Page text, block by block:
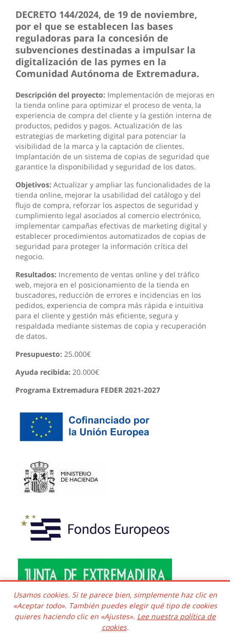
DECRETO 144/2024, de 19 de noviembre,
por el que se establecen las bases
reguladoras para la concesión de
subvenciones destinadas a impulsar la
digitalización de las pymes en la
Comunidad Autónoma de Extremadura.
Descripción del proyecto: Implementación de mejoras en
la tienda online para optimizar el proceso de venta, la
experiencia de compra del cliente y la gestión interna de
productos, pedidos y pagos. Actualización de las
estrategias de marketing digital para potenciar la
visibilidad de la marca y la captación de clientes.
Implantación de un sistema de copias de seguridad que
garantice la disponibilidad y seguridad de los datos.
Objetivos: Actualizar y ampliar las funcionalidades de la
tienda online, mejorar la usabilidad del catálogo y del
flujo de compra, reforzar los aspectos de seguridad y
cumplimiento legal asociados al comercio electrónico,
implementar campañas efectivas de marketing digital y
establecer procedimientos automatizados de copias de
seguridad para proteger la información crítica del
negocio.
Resultados: Incremento de ventas online y del tráfico
web, mejora en el posicionamiento de la tienda en
buscadores, reducción de errores e incidencias en los
pedidos, experiencia de compra más rápida e intuitiva
para el cliente y gestión más eficiente, segura y
respaldada mediante sistemas de copia y recuperación
de datos.
Presupuesto: 25.000€
Ayuda recibida: 20.000€
Programa Extremadura FEDER 2021-2027
Copyright © 2016 - 2026 Todos los derechos reservados.
Desarrollado e integrado
Usamos cookies. Si te parece bien, simplemente haz clic en
«Aceptar todo». También puedes elegir qué tipo de cookies
quieres haciendo clic en «Ajustes». Lee nuestra política de
cookies.